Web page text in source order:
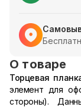
О товаре
Торцевая
элемент для
стороны).